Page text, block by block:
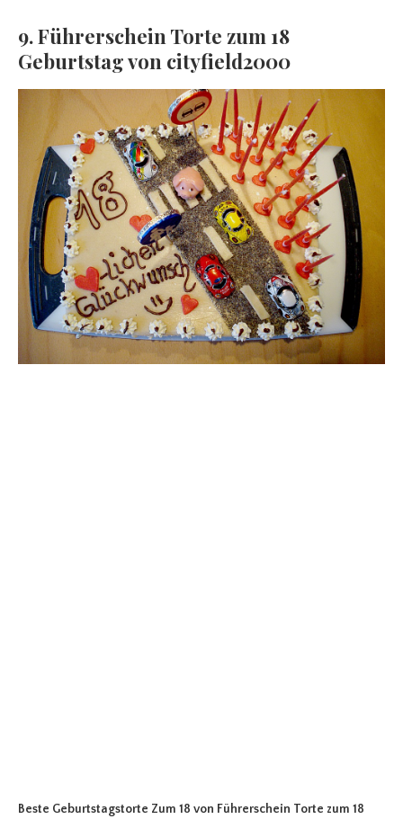
9. Führerschein Torte zum 18
Geburtstag von cityfield2000
Beste Geburtstagstorte Zum 18 von Führerschein Torte zum 18